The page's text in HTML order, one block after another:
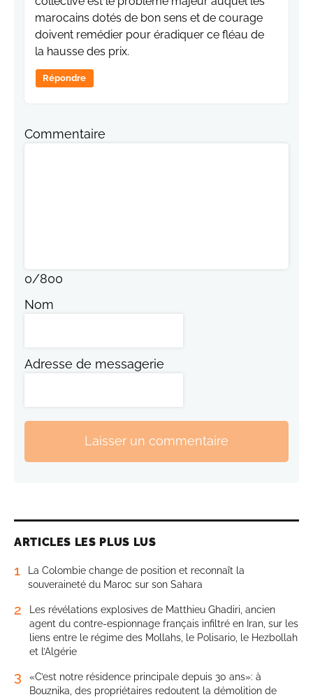
marocains dotés de bon sens et de courage
doivent remédier pour éradiquer ce fléau de
la hausse des prix.
Répondre
Commentaire
0/800
Nom
Adresse de messagerie
Laisser un commentaire
ARTICLES LES PLUS LUS
1
La Colombie change de position et reconnaît la
souveraineté du Maroc sur son Sahara
2
Les révélations explosives de Matthieu Ghadiri, ancien
agent du contre-espionnage français infiltré en Iran, sur les
liens entre le régime des Mollahs, le Polisario, le Hezbollah
et l’Algérie
3
«C’est notre résidence principale depuis 30 ans»: à
Bouznika, des propriétaires redoutent la démolition de